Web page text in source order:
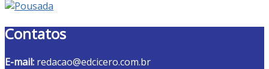
Contatos
E-mail: redacao@edcicero.com.br